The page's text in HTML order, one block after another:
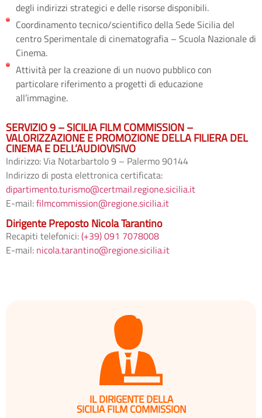
degli indirizzi strategici e delle risorse disponibili.
Coordinamento tecnico/scientifico della Sede Sicilia del
centro Sperimentale di cinematografia – Scuola Nazionale di
Cinema.
Attività per la creazione di un nuovo pubblico con
particolare riferimento a progetti di educazione
all’immagine.
SERVIZIO 9 – SICILIA FILM COMMISSION –
VALORIZZAZIONE E PROMOZIONE DELLA FILIERA DEL
CINEMA E DELL’AUDIOVISIVO
Indirizzo: Via Notarbartolo 9 – Palermo 90144
Indirizzo di posta elettronica certificata:
dipartimento.turismo@certmail.regione.sicilia.it
E-mail:filmcommission@regione.sicilia.it
Dirigente Preposto Nicola Tarantino
Recapiti telefonici:(+39) 091 7078008
E-mail: nicola.tarantino@regione.sicilia.it
IL DIRIGENTE DELLA
SICILIA FILM COMMISSION